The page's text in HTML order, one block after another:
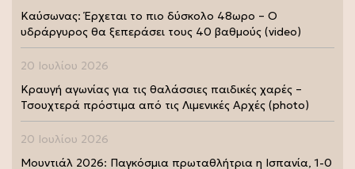
Καύσωνας: Έρχεται το πιο δύσκολο 48ωρο – Ο
υδράργυρος θα ξεπεράσει τους 40 βαθμούς (video)
20 Ιουλίου 2026
Κραυγή αγωνίας για τις θαλάσσιες παιδικές χαρές –
Τσουχτερά πρόστιμα από τις Λιμενικές Αρχές (photo)
20 Ιουλίου 2026
Μουντιάλ 2026: Παγκόσμια πρωταθλήτρια η Ισπανία, 1-0